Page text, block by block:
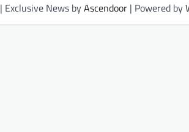
| Exclusive News byAscendoor | Powered by